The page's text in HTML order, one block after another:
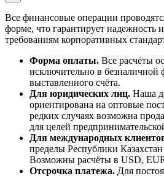
Все финансовые операции
форме, что гарантирует надежность
требованиям корпоративных
Форма оплаты. Все расчёты
исключительно в безналичной
выставленного счёта.
Для юридических лиц. Наша
ориентирована на оптовые
редких случаях возможна
для целей
Для международных
пределы Республики
Возможны расчёты в USD,
Отсрочка платежа. Для